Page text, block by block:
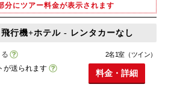
分にツアー料金が表示されます
飛行機+ホテル - レンタカーなし
が送られます
2名1室（ツイン）
料金・詳細